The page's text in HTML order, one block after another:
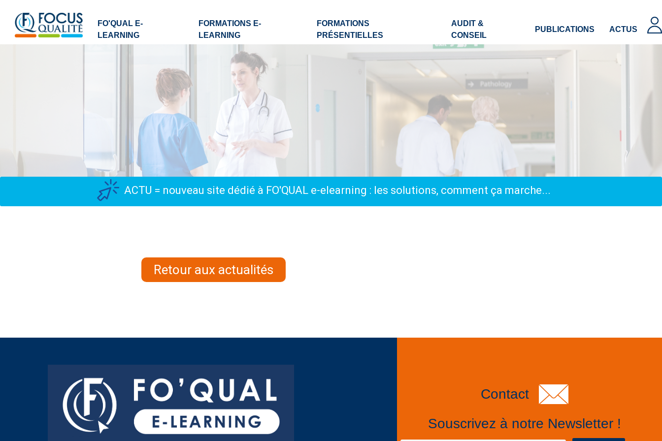
FO'QUAL E-
LEARNING
FORMATIONS E-
LEARNING
FORMATIONS
PRÉSENTIELLES
AUDIT &
CONSEIL
PUBLICATIONS ACTUS
ACTU = nouveau site dédié à FO'QUAL e-elearning : les solutions, comment ça marche...
Retour aux actualités
Contact
Souscrivez à notre Newsletter !